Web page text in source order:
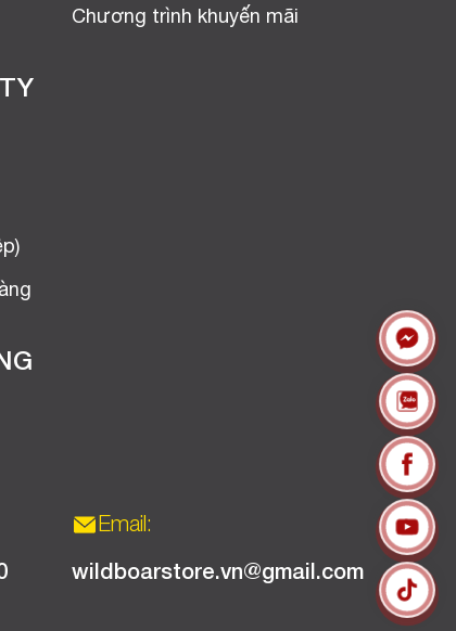
Chương trình khuyến mãi
Email:
wildboarstore.vn@gmail.com